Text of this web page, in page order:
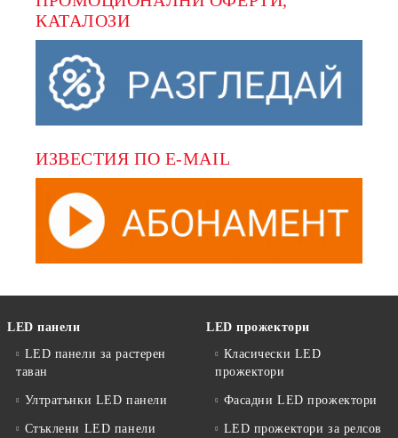
КАТАЛОЗИ
ИЗВЕСТИЯ ПО E-MAIL
LED панели
LED панели за растерен
таван
Ултратънки LED панели
Стъклени LED панели
LED прожектори
Класически LED
прожектори
Фасадни LED прожектори
LED прожектори за релсов